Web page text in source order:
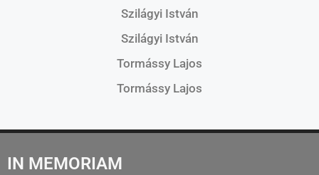
Szilágyi István
Szilágyi István
Tormássy Lajos
Tormássy Lajos
IN MEMORIAM